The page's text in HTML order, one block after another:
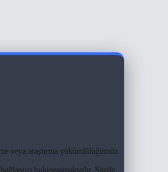
veya araştırma yükümlülüğümüz
bulunmamaktadır. Sitede